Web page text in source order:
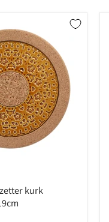
kurk